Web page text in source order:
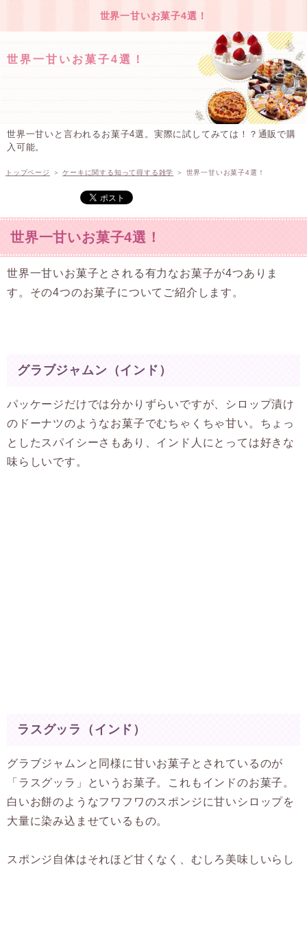
世界一甘いお菓子4選！
世界一甘いお菓子4選！
世界一甘いと言われるお菓子4選。実際に試してみては！？通販で購
入可能。
トップページ ＞ケーキに関する知って得する雑学 ＞ 世界一甘いお菓子4選！
世界一甘いお菓子4選！
世界一甘いお菓子とされる有力なお菓子が4つありま
す。その4つのお菓子についてご紹介します。
グラブジャムン（インド）
パッケージだけでは分かりずらいですが、シロップ漬け
のドーナツのようなお菓子でむちゃくちゃ甘い。ちょっ
としたスパイシーさもあり、インド人にとっては好きな
味らしいです。
ラスグッラ（インド）
グラブジャムンと同様に甘いお菓子とされているのが
「ラスグッラ」というお菓子。これもインドのお菓子。
白いお餅のようなフワフワのスポンジに甘いシロップを
大量に染み込ませているもの。
スポンジ自体はそれほど甘くなく、むしろ美味しいらし